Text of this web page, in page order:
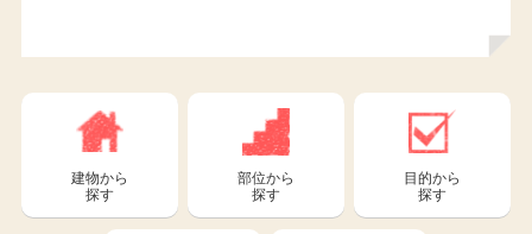
建物から
探す
部位から
探す
目的から
探す